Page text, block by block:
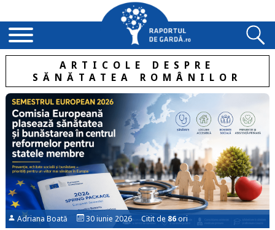
ARTICOLE DESPRE
SĂNĂTATEA ROMÂNILOR
Adriana Boată 30 iunie 2026 Citit de86ori